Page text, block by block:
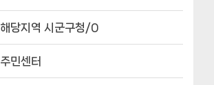
해당지역 시군구청/0
주민센터